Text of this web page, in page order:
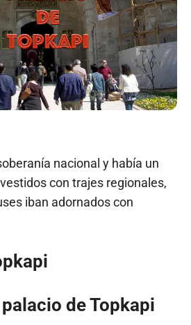
nacional y había un
con trajes regionales,
iban adornados con